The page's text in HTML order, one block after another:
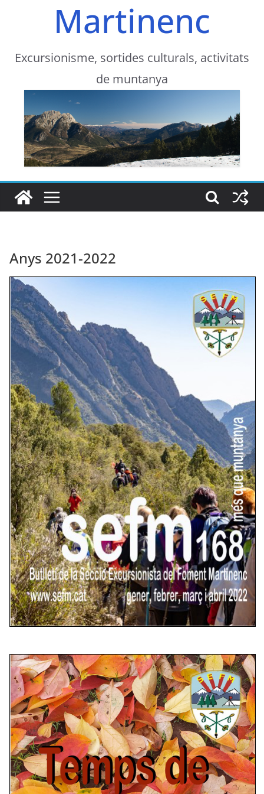
Martinenc
Excursionisme, sortides culturals, activitats
de muntanya
Anys 2021-2022